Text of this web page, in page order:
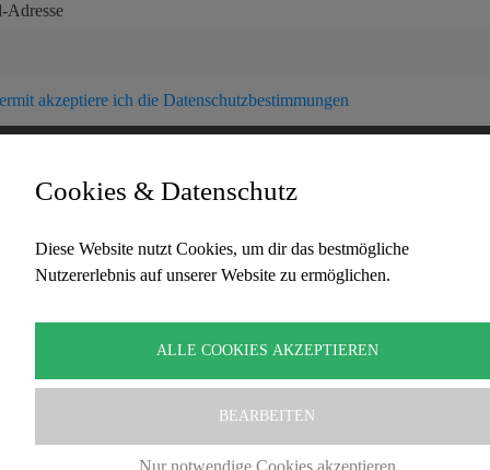
Adresse
akzeptiere ich die Datenschutzbestimmungen
Copyright Traumzeit – David Lindner. Alle Rechte
vorbehalten
Cookies & Datenschutz
Diese Website nutzt Cookies, um dir das bestmögliche
Nutzererlebnis auf unserer Website zu ermöglichen.
ALLE COOKIES AKZEPTIEREN
BEARBEITEN
Nur notwendige Cookies akzeptieren